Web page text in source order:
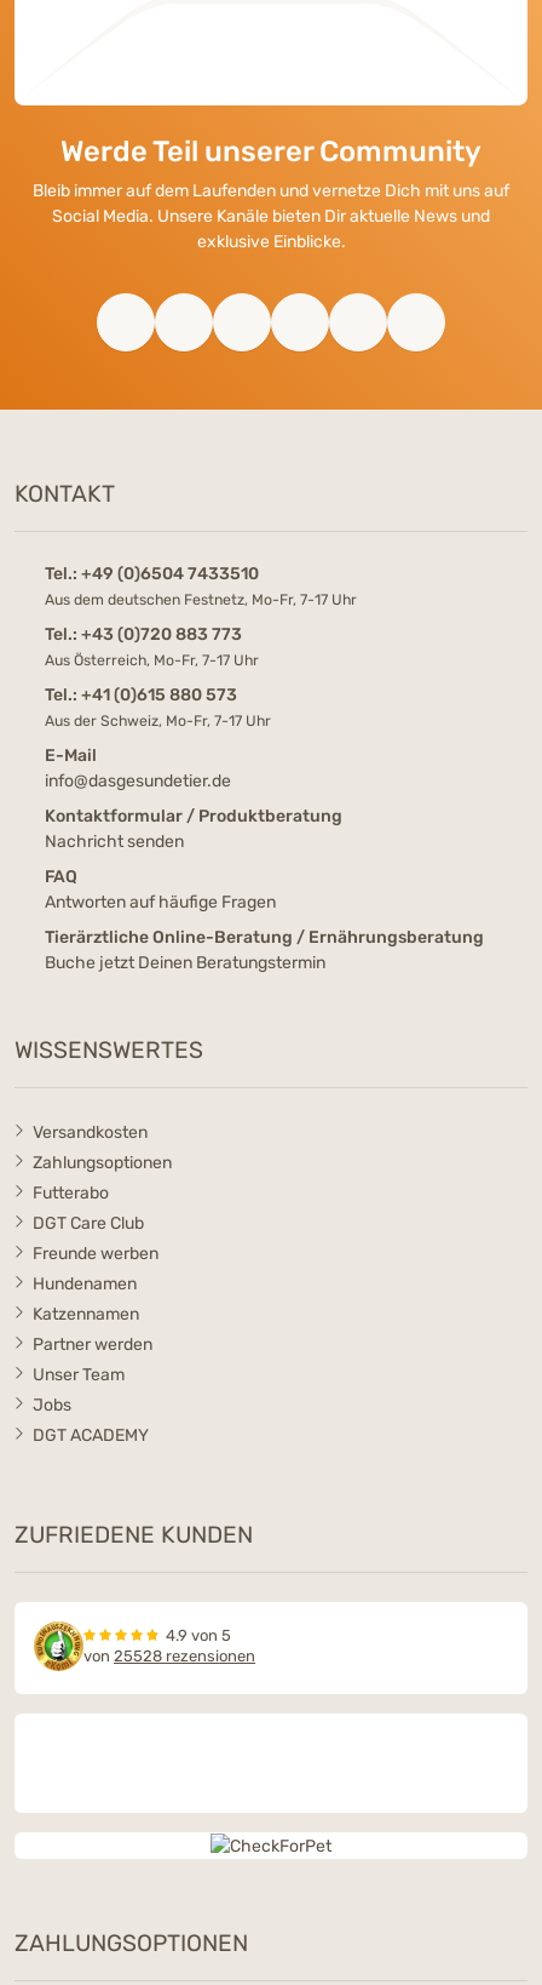
Werde Teil unserer Community
Bleib immer auf dem Laufenden und vernetze Dich mit uns auf
Social Media. Unsere Kanäle bieten Dir aktuelle News und
exklusive Einblicke.
KONTAKT
Tel.: +49 (0)6504 7433510
Aus dem deutschen Festnetz, Mo-Fr, 7-17 Uhr
Tel.: +43 (0)720 883 773
Aus Österreich, Mo-Fr, 7-17 Uhr
Tel.: +41 (0)615 880 573
Aus der Schweiz, Mo-Fr, 7-17 Uhr
E-Mail
info@dasgesundetier.de
Kontaktformular / Produktberatung
Nachricht senden
FAQ
Antworten auf häufige Fragen
Tierärztliche Online-Beratung / Ernährungsberatung
Buche jetzt Deinen Beratungstermin
WISSENSWERTES
Versandkosten
Zahlungsoptionen
Futterabo
DGT Care Club
Freunde werben
Hundenamen
Katzennamen
Partner werden
Unser Team
Jobs
DGT ACADEMY
ZUFRIEDENE KUNDEN
4.9 von 5
von 25528 rezensionen
ZAHLUNGSOPTIONEN